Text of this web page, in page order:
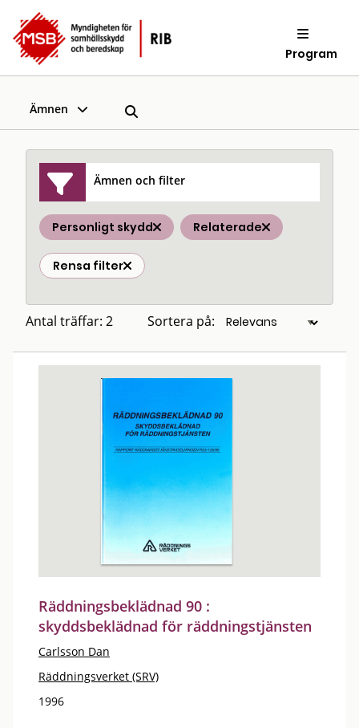
Program
Ämnen
Ämnen och filter
Personligt skydd Relaterade
Rensa filter
Antal träffar: 2 Sortera på:
Räddningsbeklädnad 90 :
skyddsbeklädnad för räddningstjänsten
Carlsson Dan
Räddningsverket (SRV)
1996